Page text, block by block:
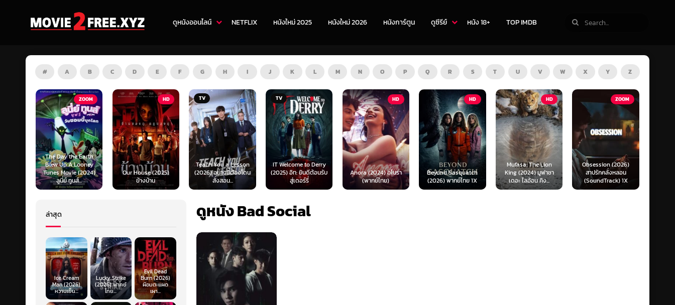
ดูหนังออนไลน์ NETFLIX หนังใหม่ 2025 หนังใหม่ 2026 หนังการ์ตูน ดูซีรีย์ หนัง 18+ TOP IMDB
# A B C D E F G H I J K L M N O P Q R S T U V W X Y Z
ZOOM
The Day the Earth
Blew Up A Looney
Movie (2024)
ลูนี่ย์ ทูนส์...
HD
Our House (2025)
ข้างบ้าน
TV
Teach You a Lesson
(2026) อย่างนี้ต้องโดน
TV
IT Welcome to Derry
(2025) อิท: ยินดีต้อนรับ
HD
Anora (2024) อโนรา
HD
Beyond Sasquatch
(2026) พากย์ไทย 1X
HD
Mufasa: The Lion
King (2024) มูฟาซา
เดอะ ไลอ้อน คิง...
Obsession (2026)
สาปรักคลั่งหลอน
(SoundTrack) 1X
Survive (2024) ต้อง
รอด (พากย์ไทย)
ดูหนัง Bad Social
ล่าสุด
Ice Cream
Man (2026)
หวานเย็น...
Lucky Strike
(2026) พากย์
ไทย...
Evil Dead
Burn (2026)
ผีอมตะแผด
เผา...